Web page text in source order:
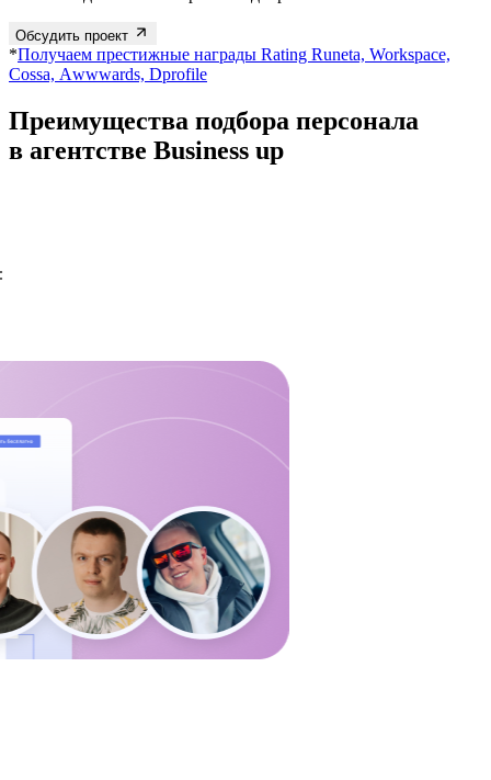
Обсудить проект
*Получаем престижные награды Rating Runeta, Workspace,
Cossa, Аwwwards, Dprofile
Преимущества подбора персонала
в агентстве Business up